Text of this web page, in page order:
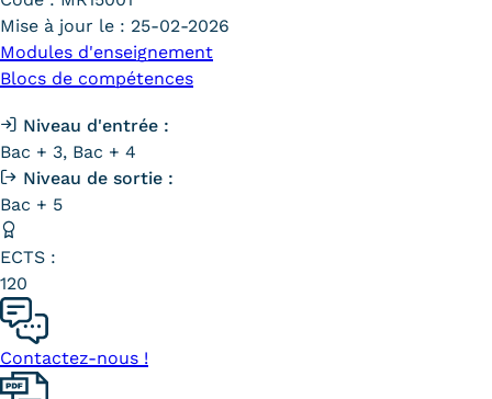
Carte lieux et centres Cnam en
BFC
Nos centres administratifs
Quoi de neuf au Cnam BFC?
Mise à jour le : 25-02-2026
Modules d'enseignement
Blocs de compétences
Niveau d'entrée :
Bac + 3, Bac + 4
Niveau de sortie :
Bac + 5
ECTS :
120
Contactez-nous !